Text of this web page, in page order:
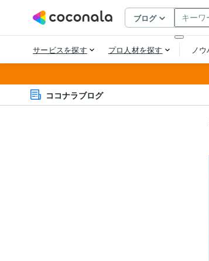
ココナラブログ